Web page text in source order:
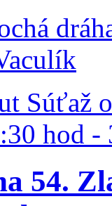
Súťaž
hod -
54.